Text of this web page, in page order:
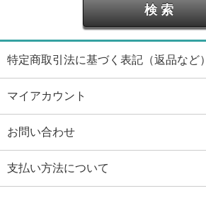
特定商取引法に基づく表記（返品など）
マイアカウント
お問い合わせ
支払い方法について